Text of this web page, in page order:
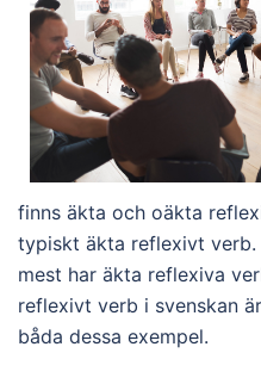
finns äkta och oäkta
typiskt äkta reflexivt verb.
mest har äkta reflexiva
reflexivt verb i svenskan
båda dessa exempel.